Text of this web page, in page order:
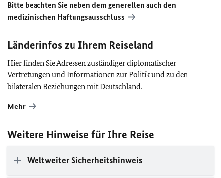
Bitte beachten Sie neben dem generellen auch den
medizinischen Haftungsausschluss
Länderinfos zu Ihrem Reiseland
Hier finden Sie Adressen zuständiger diplomatischer
Vertretungen und Informationen zur Politik und zu den
bilateralen Beziehungen mit Deutschland.
Mehr
Weitere Hinweise für Ihre Reise
Weltweiter Sicherheitshinweis